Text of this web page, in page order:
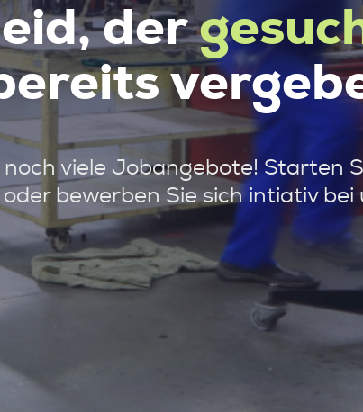
der
viele Jobangebote! Starten
oder bewerben Sie sich intiativ bei